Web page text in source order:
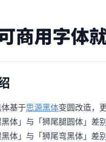
商用字体
基于思源黑体变圆改造，
黑体」与「狮尾腿圆体」
黑体」与「狮尾弯黑体」